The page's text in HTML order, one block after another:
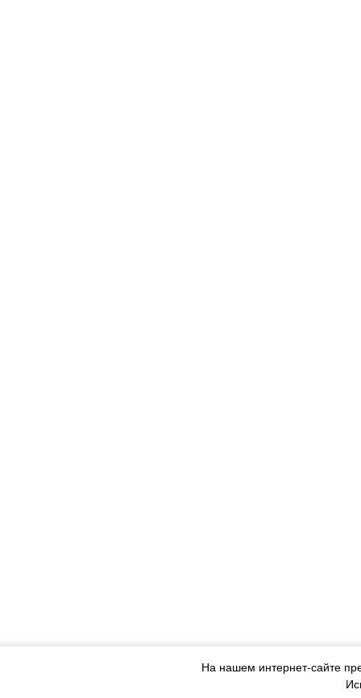
На нашем интернет-сайте